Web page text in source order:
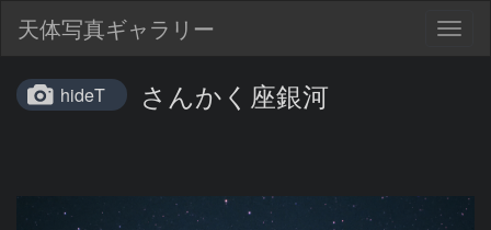
天体写真ギャラリー
hideT さんかく座銀河